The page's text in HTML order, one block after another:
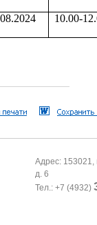
10.00-
Адрес: 153021,
д. 6
Тел.: +7 (4932)